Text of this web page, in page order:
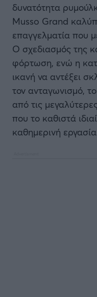
δυνατότητα
Musso Grand
επαγγελματία που
Ο σχεδιασμός της
φόρτωση, ενώ η
ικανή να αντέξει
τον ανταγωνισμό,
από τις
που το καθιστά
καθημερινή